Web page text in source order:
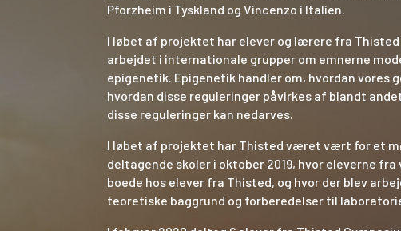
Pforzheim i Tyskland og Vincenzo i Italien.
I løbet af projektet har elever og lærere fra Thisted
arbejdet i internationale grupper om emnerne
epigenetik. Epigenetik handler om, hvordan vores
hvordan disse reguleringer påvirkes af blandt
disse reguleringer kan nedarves.
I løbet af projektet har Thisted været vært for et
deltagende skoler i oktober 2019, hvor eleverne fra
boede hos elever fra Thisted, og hvor der blev
teoretiske baggrund og forberedelser til